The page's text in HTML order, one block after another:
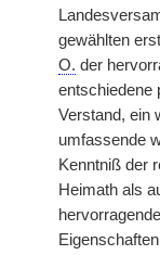
gewählten
O. der
entschiedene
Verstand, ein
umfassende
Kenntniß der
Heimath als